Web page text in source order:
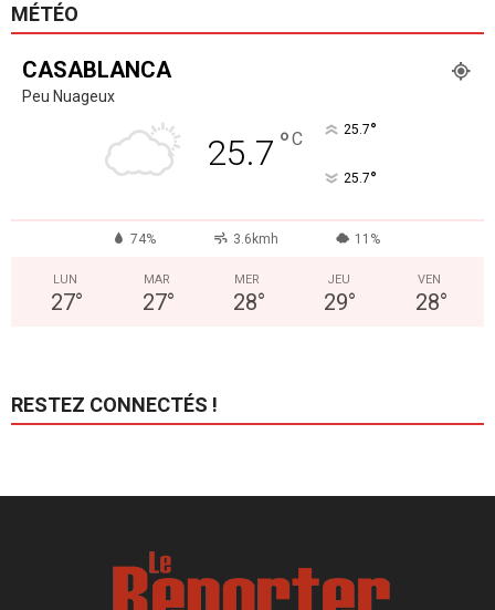
MÉTÉO
CASABLANCA
Peu Nuageux
25.7 °C 25.7°
25.7°
74% 3.6kmh 11%
LUN
27°
MAR
27°
MER
28°
JEU
29°
VEN
28°
RESTEZ CONNECTÉS !